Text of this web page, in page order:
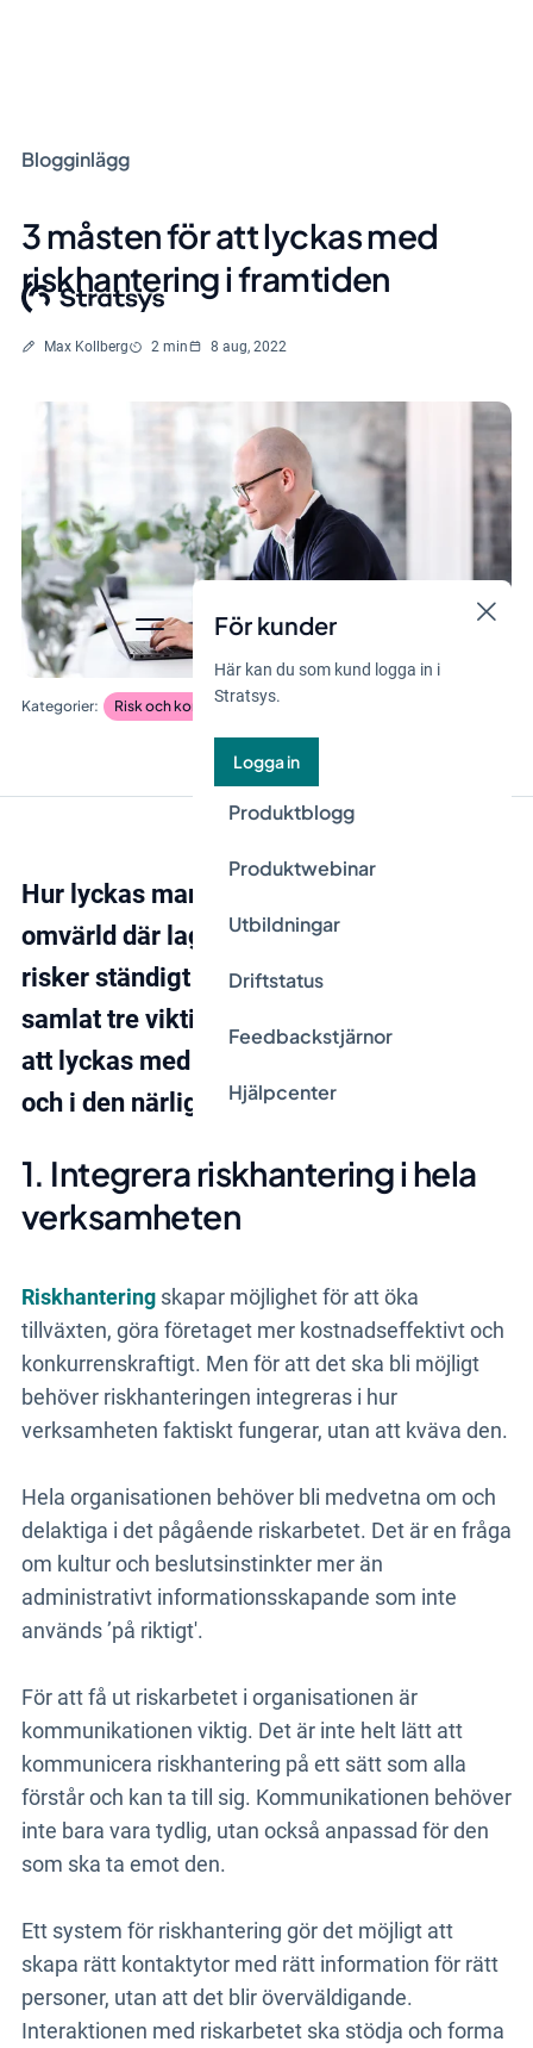
För kunder
Här kan du som kund logga in i
Stratsys.
Logga in
Produktblogg
Produktwebinar
Utbildningar
Driftstatus
Feedbackstjärnor
Hjälpcenter
Blogginlägg
3 måsten för att lyckas med
riskhantering i framtiden
Skriven av
Max Kollberg Lästid
2 min 8 aug, 2022
Risk och kontroll
Hur lyckas man med riskhantering i en
omvärld där lagkrav, förutsättningar och
risker ständigt förändras? Här har vi
samlat tre viktiga framgångsfaktorer för
att lyckas med riskhantering både idag
och i den närliggande framtiden.
1. Integrera riskhantering i hela
verksamheten
Riskhanteringskapar möjlighet för att öka
tillväxten, göra företaget mer kostnadseffektivt och
konkurrenskraftigt. Men för att det ska bli möjligt
behöver riskhanteringen integreras i hur
verksamheten faktiskt fungerar, utan att kväva den.
Hela organisationen behöver bli medvetna om och
delaktiga i det pågående riskarbetet. Det är en fråga
om kultur och beslutsinstinkter mer än
administrativt informationsskapande som inte
används ’på riktigt'.
För att få ut riskarbetet i organisationen är
kommunikationen viktig. Det är inte helt lätt att
kommunicera riskhantering på ett sätt som alla
förstår och kan ta till sig. Kommunikationen behöver
inte bara vara tydlig, utan också anpassad för den
som ska ta emot den.
Ett system för riskhantering gör det möjligt att
skapa rätt kontaktytor med rätt information för rätt
personer, utan att det blir överväldigande.
Interaktionen med riskarbetet ska stödja och forma